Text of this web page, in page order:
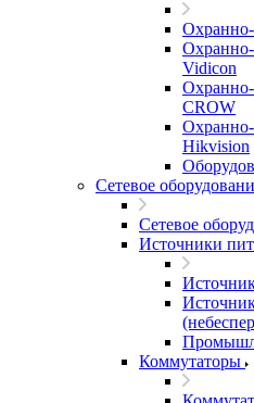
Vidicon
CROW
Hikvision
Сетевое
Сетевое
Источники
Коммутаторы